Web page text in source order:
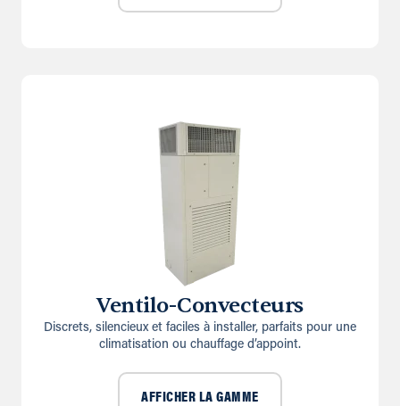
Ventilo-Convecteurs
Discrets, silencieux et faciles à installer, parfaits pour une
climatisation ou chauffage d’appoint.
AFFICHER LA GAMME